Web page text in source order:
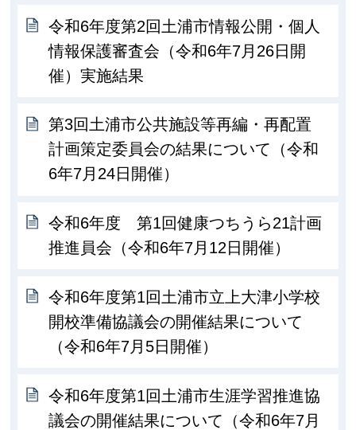
令和6年度第2回土浦市情報公開・個人
情報保護審査会（令和6年7月26日開
催）実施結果
第3回土浦市公共施設等再編・再配置
計画策定委員会の結果について（令和
6年7月24日開催）
令和6年度 第1回健康つちうら21計画
推進員会（令和6年7月12日開催）
令和6年度第1回土浦市立上大津小学校
開校準備協議会の開催結果について
（令和6年7月5日開催）
令和6年度第1回土浦市生涯学習推進協
議会の開催結果について（令和6年7月